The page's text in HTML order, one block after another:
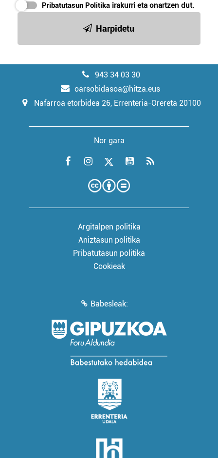
Pribatutasun Politika irakurri eta onartzen dut.
Harpidetu
943 34 03 30
oarsobidasoa@hitza.eus
Nafarroa etorbidea 26, Errenteria-Orereta 20100
Nor gara
Argitalpen politika
Aniztasun politika
Pribatutasun politika
Cookieak
Babesleak: